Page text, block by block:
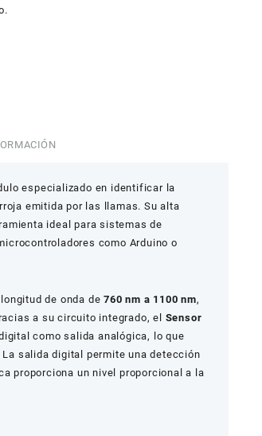
especializado en identificar la
emitida por las llamas. Su alta
ideal para sistemas de
como Arduino o
de onda de760 nm a 1100 nm,
a su circuito integrado, el Sensor
como salida analógica, lo que
salida digital permite una detección
proporciona un nivel proporcional a la